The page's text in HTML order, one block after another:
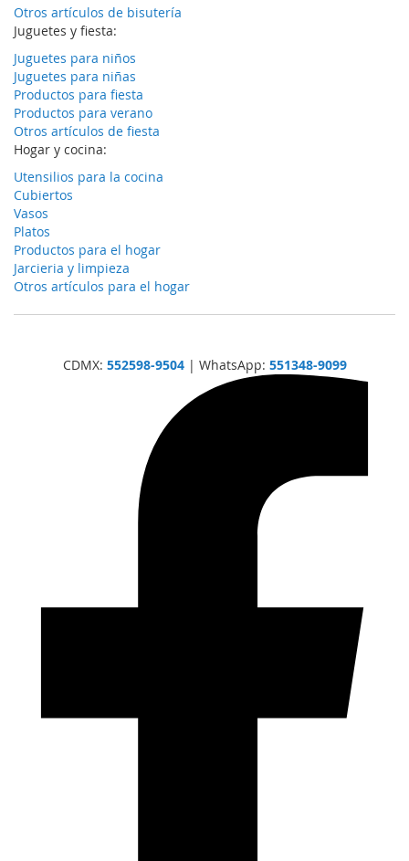
Otros artículos de bisutería
Juguetes y fiesta:
Juguetes para niños
Juguetes para niñas
Productos para fiesta
Productos para verano
Otros artículos de fiesta
Hogar y cocina:
Utensilios para la cocina
Cubiertos
Vasos
Platos
Productos para el hogar
Jarcieria y limpieza
Otros artículos para el hogar
CDMX: 552598-9504| WhatsApp: 551348-9099